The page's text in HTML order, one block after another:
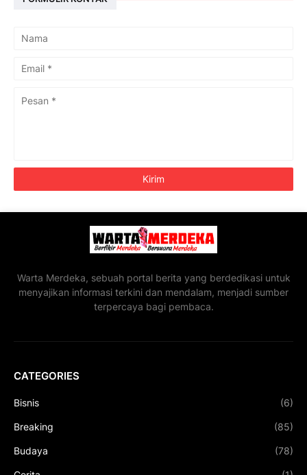
Warta Merdeka, sebuah portal berita yang berdedikasi untuk
menyajikan informasi terkini dan mendalam, menjadi sumber
terpercaya bagi pembaca.
CATEGORIES
Bisnis (6)
Breaking (85)
Budaya (78)